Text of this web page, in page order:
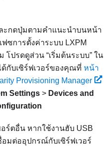
ะกดปุ่มตามคำแนะนำบนหน้า
ฟซการตั้งค่าระบบ LXPM
โปรดดูส่วน “เริ่มต้นระบบ” ใน
ด้กับเซิร์ฟเวอร์ของคุณที่ หน้า
Provisioning Manager
Settings > Devices and
ร์ตอื่น หากใช้งานฮับ USB
มต่ออุปกรณ์กับเซิร์ฟเวอร์